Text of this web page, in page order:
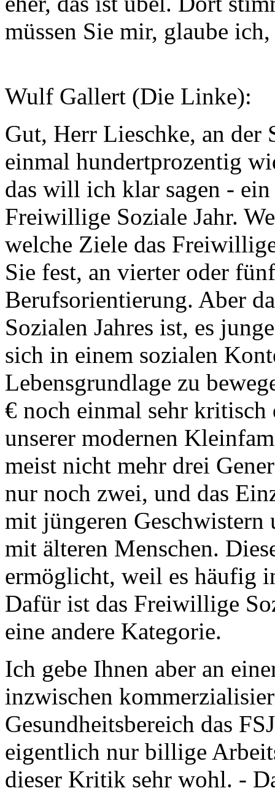
müssen Sie mir, glaube
Wulf Gallert (Die Linke):
Gut, Herr Lieschke, an
einmal hundertprozentig
das will ich klar sagen -
Freiwillige Soziale Jahr.
welche Ziele das
Sie fest, an vierter oder
Berufsorientierung. Aber
Sozialen Jahres ist, es
sich in einem sozialen
Lebensgrundlage zu
€ noch einmal sehr kritisch
unserer modernen
meist nicht mehr drei
nur noch zwei, und das
mit jüngeren Geschwistern
mit älteren Menschen.
ermöglicht, weil es häufig
Dafür ist das Freiwillige
eine andere Kategorie.
Ich gebe Ihnen aber an
inzwischen
Gesundheitsbereich das
eigentlich nur billige
dieser Kritik sehr wohl. -